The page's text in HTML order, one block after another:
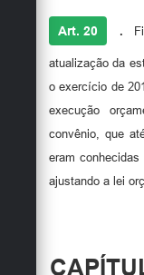
Art. 20 .
atualização da
o exercício de
execução
convênio, que
eram conhecidas
ajustando a lei